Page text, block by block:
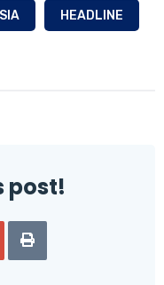
HEADLINE
post!